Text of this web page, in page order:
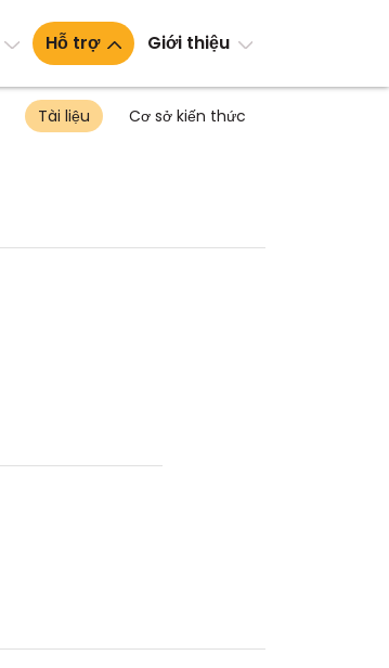
Hỗ trợ Giới thiệu
Tài liệu Cơ sở kiến thức